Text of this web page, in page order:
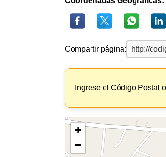
Compartir página:
Ingrese el Código Postal
+
−